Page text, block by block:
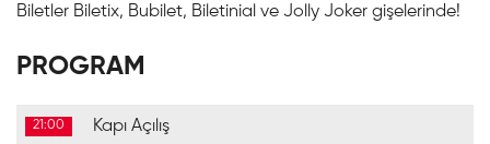
Biletler Biletix, Bubilet, Biletinial ve Jolly Joker gişelerinde!
PROGRAM
21:00 Kapı Açılış